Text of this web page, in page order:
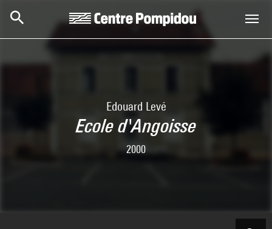
Edouard Levé
Ecole d'Angoisse
2000